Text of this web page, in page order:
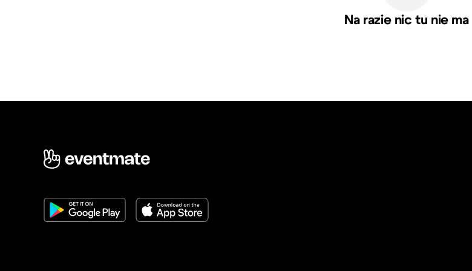
Na razie nic tu nie ma